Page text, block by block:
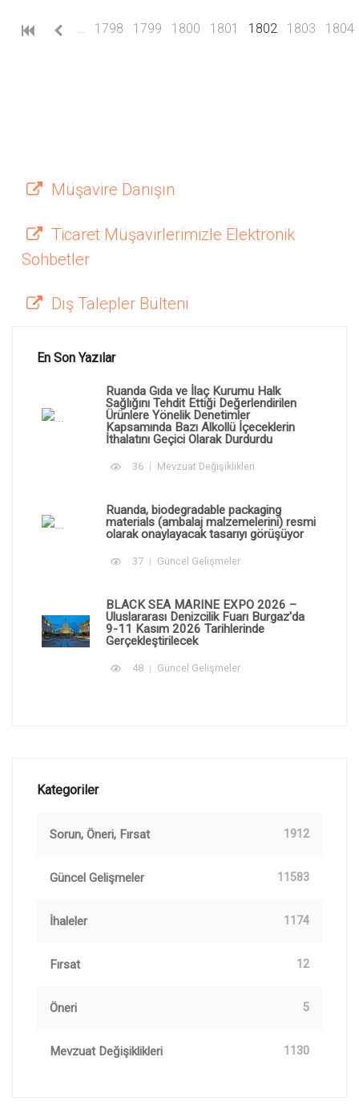
1798 1799 1800 1801 1802 (current)
1803 1804
Müşavire Danışın
Ticaret Müşavirlerimizle Elektronik
Sohbetler
Dış Talepler Bülteni
En Son Yazılar
Ruanda Gıda ve İlaç Kurumu Halk
Sağlığını Tehdit Ettiği Değerlendirilen
Ürünlere Yönelik Denetimler
Kapsamında Bazı Alkollü İçeceklerin
İthalatını Geçici Olarak Durdurdu
36 Mevzuat Değişiklikleri
Ruanda, biodegradable packaging
materials (ambalaj malzemelerini) resmi
olarak onaylayacak tasarıyı görüşüyor
37 Güncel Gelişmeler
BLACK SEA MARINE EXPO 2026 –
Uluslararası Denizcilik Fuarı Burgaz'da
9-11 Kasım 2026 Tarihlerinde
Gerçekleştirilecek
48 Güncel Gelişmeler
Kategoriler
Sorun, Öneri, Fırsat 1912
Güncel Gelişmeler 11583
İhaleler 1174
Fırsat 12
Öneri 5
Mevzuat Değişiklikleri 1130